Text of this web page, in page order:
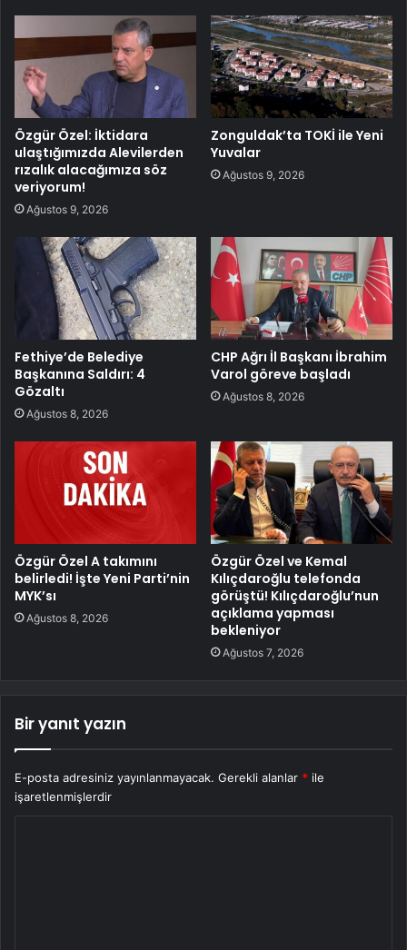
Özgür Özel: İktidara
ulaştığımızda Alevilerden
rızalık alacağımıza söz
veriyorum!
Ağustos 9, 2026
Zonguldak’ta TOKİ ile Yeni
Yuvalar
Ağustos 9, 2026
Fethiye’de Belediye
Başkanına Saldırı: 4
Gözaltı
Ağustos 8, 2026
CHP Ağrı İl Başkanı İbrahim
Varol göreve başladı
Ağustos 8, 2026
Özgür Özel A takımını
belirledi! İşte Yeni Parti’nin
MYK’sı
Ağustos 8, 2026
Özgür Özel ve Kemal
Kılıçdaroğlu telefonda
görüştü! Kılıçdaroğlu’nun
açıklama yapması
bekleniyor
Ağustos 7, 2026
Bir yanıt yazın
E-posta adresiniz yayınlanmayacak. Gerekli alanlar * ile
işaretlenmişlerdir